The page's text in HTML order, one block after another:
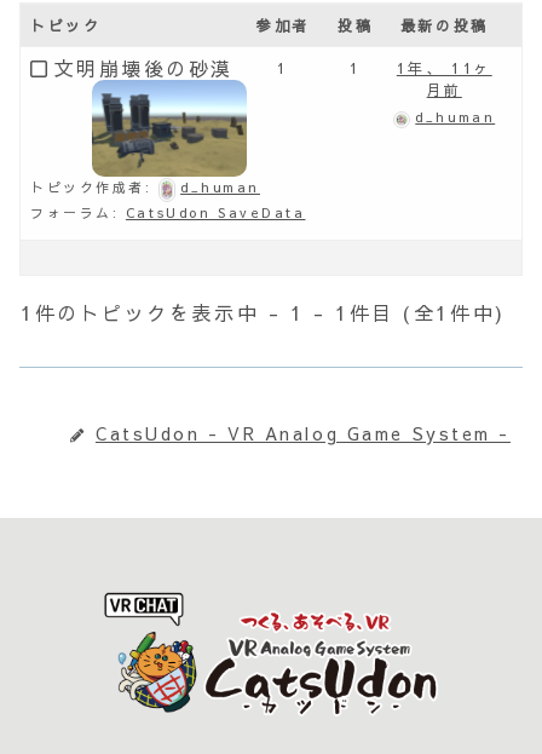
トピック 参加者 投稿 最新の投稿
文明崩壊後の砂漠
トピック作成者:
d_human
フォーラム: CatsUdon SaveData
1 1
1年、 11ヶ
月前
d_human
1件のトピックを表示中 - 1 - 1件目 (全1件中)
CatsUdon - VR Analog Game System -